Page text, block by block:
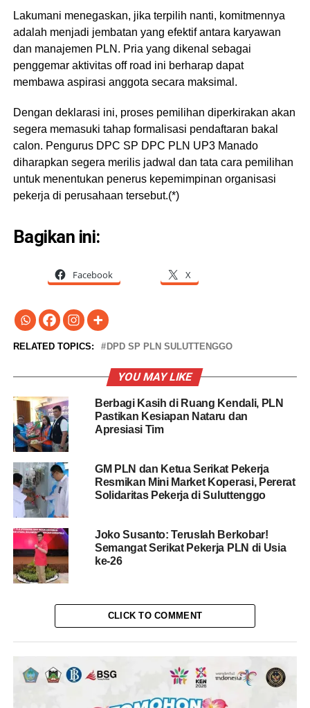
Lakumani menegaskan, jika terpilih nanti, komitmennya
adalah menjadi jembatan yang efektif antara karyawan
dan manajemen PLN. Pria yang dikenal sebagai
penggemar aktivitas off road ini berharap dapat
membawa aspirasi anggota secara maksimal.
Dengan deklarasi ini, proses pemilihan diperkirakan akan
segera memasuki tahap formalisasi pendaftaran bakal
calon. Pengurus DPC SP DPC PLN UP3 Manado
diharapkan segera merilis jadwal dan tata cara pemilihan
untuk menentukan penerus kepemimpinan organisasi
pekerja di perusahaan tersebut.(*)
Bagikan ini:
Facebook X
RELATED TOPICS: DPD SP PLN SULUTTENGGO
YOU MAY LIKE
Berbagi Kasih di Ruang Kendali, PLN
Pastikan Kesiapan Nataru dan
Apresiasi Tim
GM PLN dan Ketua Serikat Pekerja
Resmikan Mini Market Koperasi, Pererat
Solidaritas Pekerja di Suluttenggo
Joko Susanto: Teruslah Berkobar!
Semangat Serikat Pekerja PLN di Usia
ke-26
CLICK TO COMMENT